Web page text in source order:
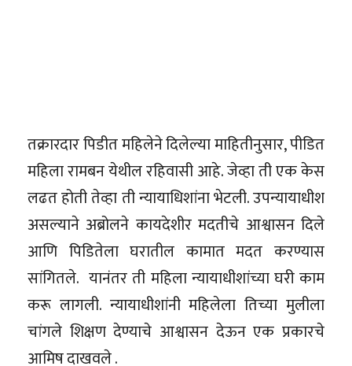
तक्रारदार पिडीत महिलेने दिलेल्या माहितीनुसार, पीडित
महिला रामबन येथील रहिवासी आहे. जेव्हा ती एक केस
लढत होती तेव्हा ती न्यायाधिशांना भेटली. उपन्यायाधीश
असल्याने अब्रोलने कायदेशीर मदतीचे आश्वासन दिले
आणि पिडितेला घरातील कामात मदत करण्यास
सांगितले. यानंतर ती महिला न्यायाधीशांच्या घरी काम
करू लागली. न्यायाधीशांनी महिलेला तिच्या मुलीला
चांगले शिक्षण देण्याचे आश्वासन देऊन एक प्रकारचे
आमिष दाखवले .